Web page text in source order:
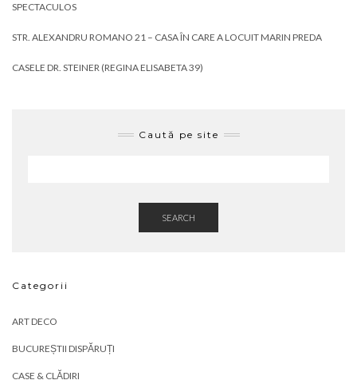
SPECTACULOS
STR. ALEXANDRU ROMANO 21 – CASA ÎN CARE A LOCUIT MARIN PREDA
CASELE DR. STEINER (REGINA ELISABETA 39)
Caută pe site
SEARCH
Categorii
ART DECO
BUCUREȘTII DISPĂRUȚI
CASE & CLĂDIRI